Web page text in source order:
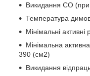
Викидання СО
Температура
Мінімальні
Мінімальна
390 (см2)
Викидання